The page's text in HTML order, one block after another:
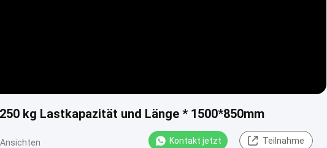
kg Lastkapazität und Länge * 1500*850mm
Kontakt jetzt Teilnahme